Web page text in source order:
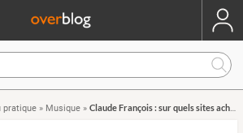
pratique » Musique » Claude François : sur quels sites acheter ses plus grands tubes en version Karaoké ?